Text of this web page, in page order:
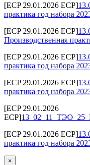
[ECP 29.01.2026 ECP]
практика год набора
[ECP 29.01.2026 ECP]
Производственная
[ECP 29.01.2026 ECP]
практика год набора
[ECP 29.01.2026 ECP]
практика год набора
[ECP 29.01.2026
ECP]
[ECP 29.01.2026 ECP]
практика год набора
×